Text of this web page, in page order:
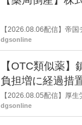
【2026.08.06配信】帝
止し、自己破産申請の準
dgsonline
【OTC類似薬
負担増に経過措
【2026.08.05配信】厚
検討会」を開催。「中間
dgsonline